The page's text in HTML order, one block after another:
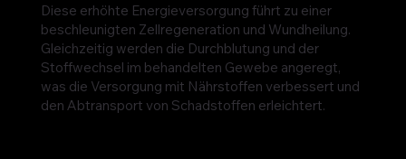
Diese erhöhte Energieversorgung führt zu einer
beschleunigten Zellregeneration und Wundheilung.
Gleichzeitig werden die Durchblutung und der
Stoffwechsel im behandelten Gewebe angeregt,
was die Versorgung mit Nährstoffen verbessert und
den Abtransport von Schadstoffen erleichtert.